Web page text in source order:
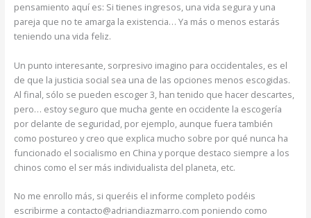
pensamiento aquí es: Si tienes ingresos, una vida segura y una
pareja que no te amarga la existencia… Ya más o menos estarás
teniendo una vida feliz.
Un punto interesante, sorpresivo imagino para occidentales, es el
de que la justicia social sea una de las opciones menos escogidas.
Al final, sólo se pueden escoger 3, han tenido que hacer descartes,
pero… estoy seguro que mucha gente en occidente la escogería
por delante de seguridad, por ejemplo, aunque fuera también
como postureo y creo que explica mucho sobre por qué nunca ha
funcionado el socialismo en China y porque destaco siempre a los
chinos como el ser más individualista del planeta, etc.
No me enrollo más, si queréis el informe completo podéis
escribirme a contacto@adriandiazmarro.com poniendo como